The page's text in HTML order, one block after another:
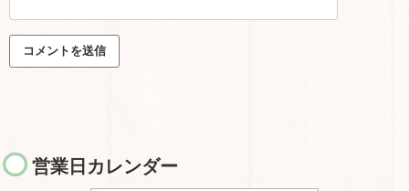
営業日カレンダー